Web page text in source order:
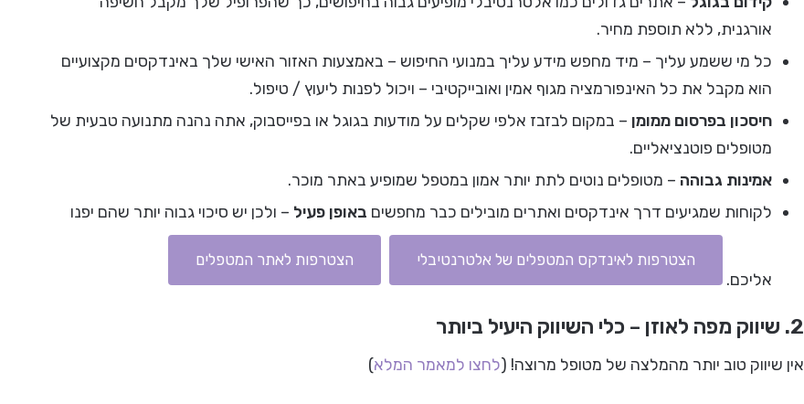
אורגנית, ללא תוספת מחיר.
כל מי ששמע עליך – מיד מחפש מידע עליך במנועי החיפוש – באמצעות האזור האישי שלך באינדקסים מקצועיים
הוא מקבל את כל האינפורמציה מגוף אמין ואובייקטיבי – ויכול לפנות ליעוץ / טיפול.
חיסכון בפרסום ממומן – במקום לבזבז אלפי שקלים על מודעות בגוגל או בפייסבוק, אתה נהנה מתנועה טבעית של
מטופלים פוטנציאליים.
אמינות גבוהה – מטופלים נוטים לתת יותר אמון במטפל שמופיע באתר מוכר.
לקוחות שמגיעים דרך אינדקסים ואתרים מובילים כבר מחפשים באופן פעיל – ולכן יש סיכוי גבוה יותר שהם יפנו
אליכם.
הצטרפות לאינדקס המטפלים של אלטרנטיבלי הצטרפות לאתר המטפלים
2. שיווק מפה לאוזן – כלי השיווק היעיל ביותר
אין שיווק טוב יותר מהמלצה של מטופל מרוצה! (לחצו למאמר המלא)